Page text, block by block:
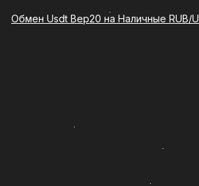
Сервис ComCash предлагает
обмена. Благодаря этому
Выбирая обмен Usdt Bep20 на
Обмен Usdt Bep20 на Наличные RUB/